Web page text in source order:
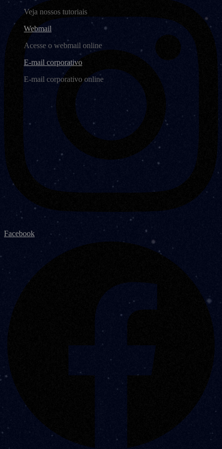
Veja nossos tutoriais
Webmail
Acesse o webmail online
E-mail corporativo
E-mail corporativo online
Facebook